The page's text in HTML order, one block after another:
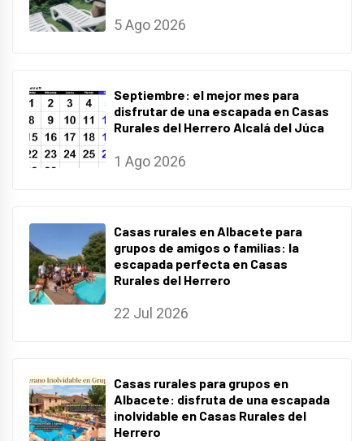
5 Ago 2026
Septiembre: el mejor mes para
disfrutar de una escapada en Casas
Rurales del Herrero Alcalá del Júca
1 Ago 2026
Casas rurales en Albacete para
grupos de amigos o familias: la
escapada perfecta en Casas
Rurales del Herrero
22 Jul 2026
Casas rurales para grupos en
Albacete: disfruta de una escapada
inolvidable en Casas Rurales del
Herrero